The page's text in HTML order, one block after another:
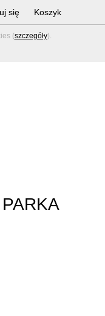
(szczegóły).
się Koszyk